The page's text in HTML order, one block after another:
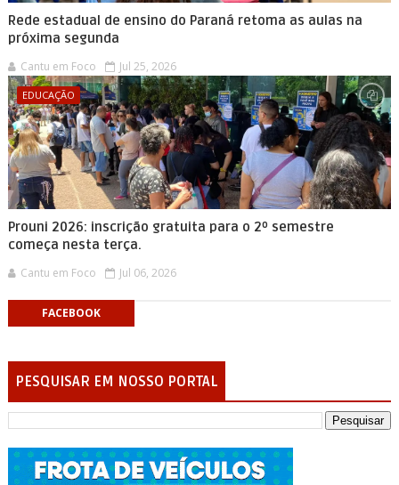
Rede estadual de ensino do Paraná retoma as aulas na
próxima segunda
Cantu em Foco Jul 25, 2026
EDUCAÇÃO
Prouni 2026: inscrição gratuita para o 2º semestre
começa nesta terça.
Cantu em Foco Jul 06, 2026
FACEBOOK
PESQUISAR EM NOSSO PORTAL